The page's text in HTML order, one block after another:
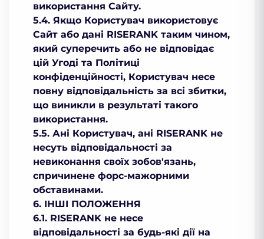
використання Сайту.
5.4. Якщо Користувач використовує
Сайт або дані RISERANK таким чином,
який суперечить або не відповідає
цій Угоді та Політиці
конфіденційності, Користувач несе
повну відповідальність за всі збитки,
що виникли в результаті такого
використання.
5.5. Ані Користувач, ані RISERANK не
несуть відповідальності за
невиконання своїх зобов'язань,
спричинене форс-мажорними
обставинами.
6. ІНШІ ПОЛОЖЕННЯ
6.1. RISERANK не несе
відповідальності за будь-які дії на